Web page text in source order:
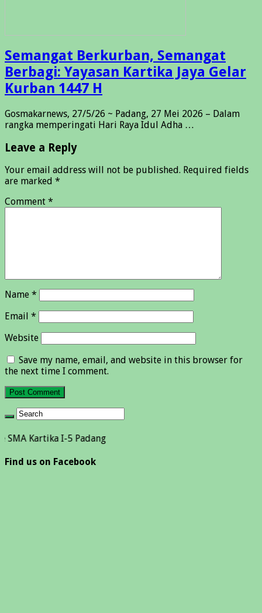
Semangat Berkurban, Semangat
Berbagi: Yayasan Kartika Jaya Gelar
Kurban 1447 H
Gosmakarnews, 27/5/26 ~ Padang, 27 Mei 2026 – Dalam
rangka memperingati Hari Raya Idul Adha …
Leave a Reply
Your email address will not be published. Required fields
are marked *
Comment *
Name *
Email *
Website
Save my name, email, and website in this browser for
the next time I comment.
I-5 Padang
Find us on Facebook